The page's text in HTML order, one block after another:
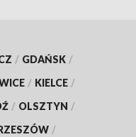
/ GDAŃSK /
/ KIELCE /
/ OLSZTYN /
/